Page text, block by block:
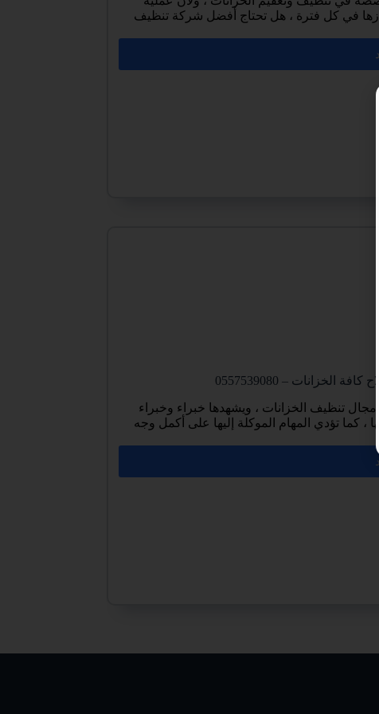
في كل فترة ، هل تحتاج أفضل شركة تنظيف
– 0557539080
تنظيف الخزانات ، ويشهدها خبراء وخبراء
، كما تؤدي المهام الموكلة إليها على أكمل وجه